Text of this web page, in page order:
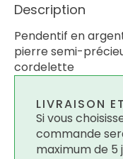
Description
Pendentif en
pierre semi-
cordelette
LIVRAISON
Si vous
commande
maximum de 5